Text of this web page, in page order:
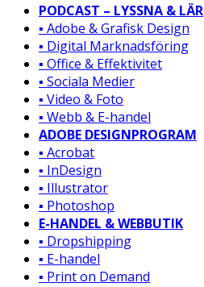
PODCAST – LYSSNA & LÄR
▪️ Adobe & Grafisk Design
▪️ Digital Marknadsföring
▪️ Office & Effektivitet
▪️ Sociala Medier
▪️ Video & Foto
▪️ Webb & E-handel
ADOBE DESIGNPROGRAM
▪️ Acrobat
▪️ InDesign
▪️ Illustrator
▪️ Photoshop
E-HANDEL & WEBBUTIK
▪️ Dropshipping
▪️ E-handel
▪️ Print on Demand